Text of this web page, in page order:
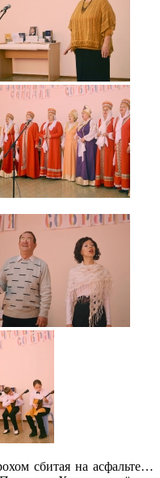
сбитая на асфальте…